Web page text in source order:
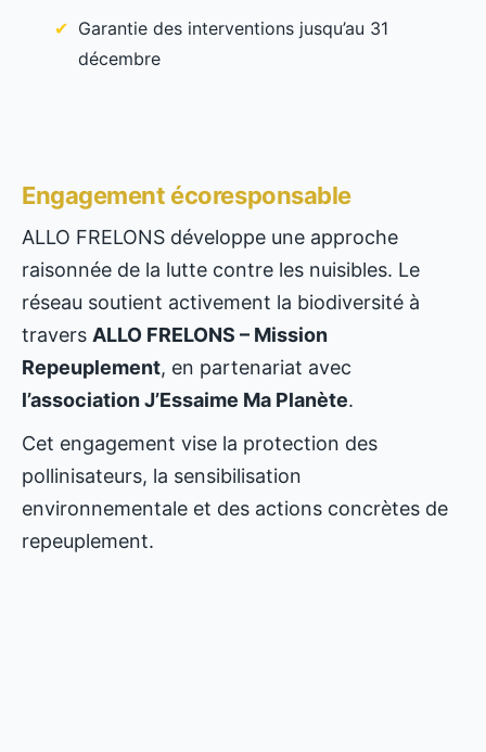
Garantie des interventions jusqu’au 31
décembre
Engagement écoresponsable
ALLO FRELONS développe une approche
raisonnée de la lutte contre les nuisibles. Le
réseau soutient activement la biodiversité à
travers ALLO FRELONS – Mission
Repeuplement, en partenariat avec
l’association J’Essaime Ma Planète.
Cet engagement vise la protection des
pollinisateurs, la sensibilisation
environnementale et des actions concrètes de
repeuplement.